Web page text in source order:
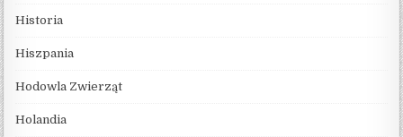
Historia
Hiszpania
Hodowla Zwierząt
Holandia